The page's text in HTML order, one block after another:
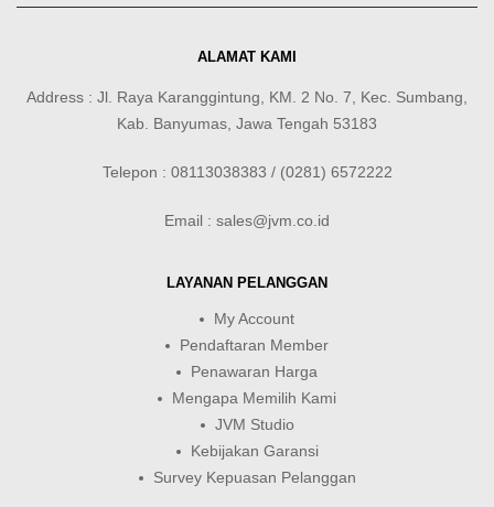
ALAMAT KAMI
Address : Jl. Raya Karanggintung, KM. 2 No. 7, Kec. Sumbang,
Kab. Banyumas, Jawa Tengah 53183
Telepon : 08113038383 / (0281) 6572222
Email : sales@jvm.co.id
LAYANAN PELANGGAN
My Account
Pendaftaran Member
Penawaran Harga
Mengapa Memilih Kami
JVM Studio
Kebijakan Garansi
Survey Kepuasan Pelanggan